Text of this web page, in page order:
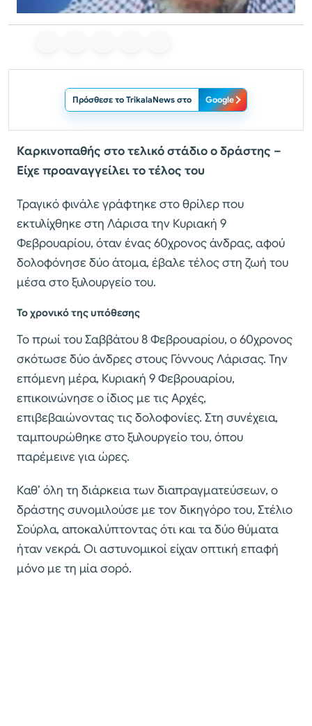
Πρόσθεσε το TrikalaNews στο Google
Καρκινοπαθής στο τελικό στάδιο ο δράστης –
Είχε προαναγγείλει το τέλος του
Τραγικό φινάλε γράφτηκε στο θρίλερ που
εκτυλίχθηκε στη Λάρισα την Κυριακή 9
Φεβρουαρίου, όταν ένας 60χρονος άνδρας, αφού
δολοφόνησε δύο άτομα, έβαλε τέλος στη ζωή του
μέσα στο ξυλουργείο του.
Το χρονικό της υπόθεσης
Το πρωί του Σαββάτου 8 Φεβρουαρίου, ο 60χρονος
σκότωσε δύο άνδρες στους Γόννους Λάρισας. Την
επόμενη μέρα, Κυριακή 9 Φεβρουαρίου,
επικοινώνησε ο ίδιος με τις Αρχές,
επιβεβαιώνοντας τις δολοφονίες. Στη συνέχεια,
ταμπουρώθηκε στο ξυλουργείο του, όπου
παρέμεινε για ώρες.
Καθ’ όλη τη διάρκεια των διαπραγματεύσεων, ο
δράστης συνομιλούσε με τον δικηγόρο του, Στέλιο
Σούρλα, αποκαλύπτοντας ότι και τα δύο θύματα
ήταν νεκρά. Οι αστυνομικοί είχαν οπτική επαφή
μόνο με τη μία σορό.